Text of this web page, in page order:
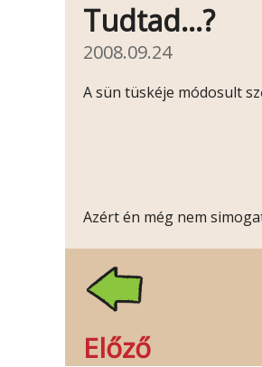
HIBERNÁCIÓ
Tudtad…?
2008.09.24
A sün tüskéje módosult
Azért én még nem
Előző